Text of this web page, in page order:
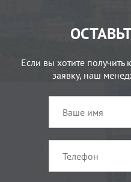
Если вы хотите получить
заявку, наш